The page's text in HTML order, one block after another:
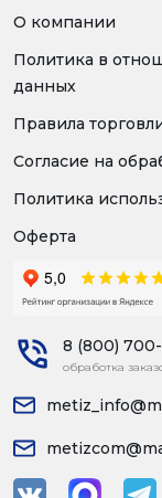
О компании
Политика в
данных
Правила
Согласие на
Политика
Оферта
8 (800)
обработка